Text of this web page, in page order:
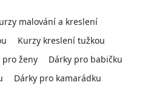
malování a kreslení
Kurzy kreslení tužkou
pro ženy
Dárky pro babičku
Dárky pro kamarádku